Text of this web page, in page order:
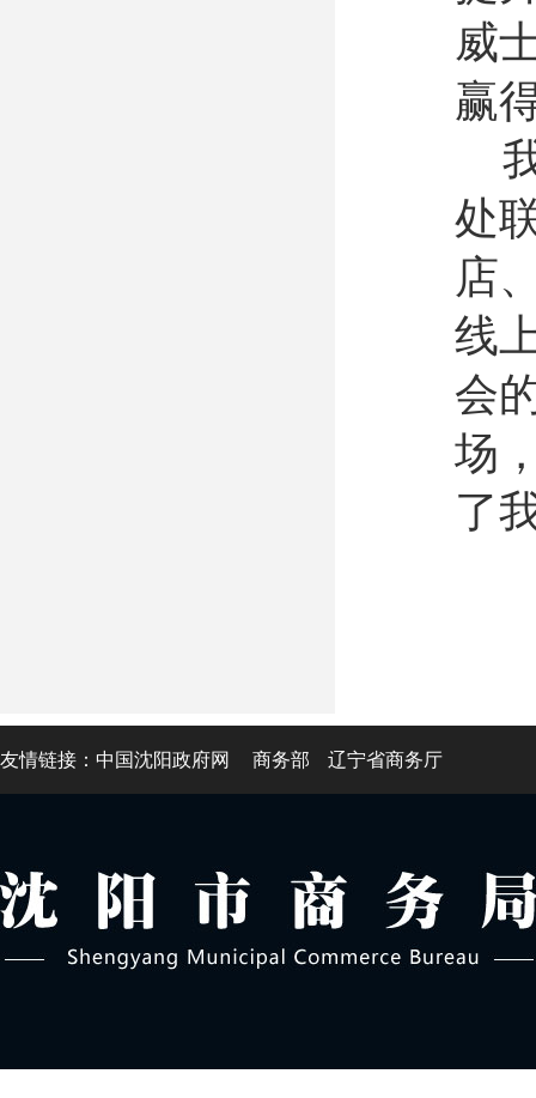
威
赢
处
店
线
会
场
了
友情链接： 中国沈阳政府网 商务部 辽宁省商务厅